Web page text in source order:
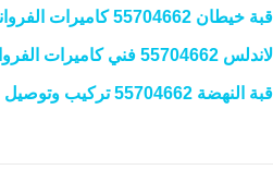
كاميرات الفروانية
الفروانية
تركيب وتوصيل